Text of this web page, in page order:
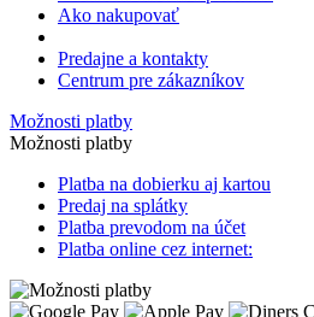
Ako nakupovať
Predajne a kontakty
Centrum pre zákazníkov
Možnosti platby
Možnosti platby
Platba na dobierku aj kartou
Predaj na splátky
Platba prevodom na účet
Platba online cez internet: